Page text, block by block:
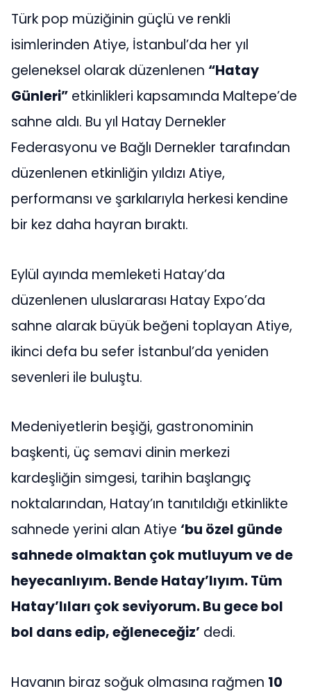
Türk pop müziğinin güçlü ve renkli
isimlerinden Atiye, İstanbul’da her yıl
geleneksel olarak düzenlenen “Hatay
Günleri” etkinlikleri kapsamında Maltepe’de
sahne aldı. Bu yıl Hatay Dernekler
Federasyonu ve Bağlı Dernekler tarafından
düzenlenen etkinliğin yıldızı Atiye,
performansı ve şarkılarıyla herkesi kendine
bir kez daha hayran bıraktı.
Eylül ayında memleketi Hatay’da
düzenlenen uluslararası Hatay Expo’da
sahne alarak büyük beğeni toplayan Atiye,
ikinci defa bu sefer İstanbul’da yeniden
sevenleri ile buluştu.
Medeniyetlerin beşiği, gastronominin
başkenti, üç semavi dinin merkezi
kardeşliğin simgesi, tarihin başlangıç
noktalarından, Hatay’ın tanıtıldığı etkinlikte
sahnede yerini alan Atiye ‘bu özel günde
sahnede olmaktan çok mutluyum ve de
heyecanlıyım. Bende Hatay’lıyım. Tüm
Hatay’lıları çok seviyorum. Bu gece bol
bol dans edip, eğleneceğiz’ dedi.
Havanın biraz soğuk olmasına rağmen 10